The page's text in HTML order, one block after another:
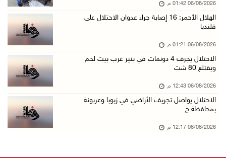
الاحتلال يجرف 4 دونمات في بتير غرب بيت لحم وي ...
06/آب/2026 12:43 م
"التعاون الإسلامي" تدين عدوان الاحتلال على مخ ...
06/آب/2026 12:31 م
الحصار يعيد صناعة الفخار إلى الواجهة في غزة
06/08/2026 01:42 م
الهلال الأحمر: 16 إصابة جراء عدوان الاحتلال على
قلنديا
06/08/2026 01:21 م
الاحتلال يجرف 4 دونمات في بتير غرب بيت لحم
ويقتلع 80 شت
06/08/2026 12:43 م
الاحتلال يواصل تجريف الأراضي في زبوبا وعربونة
بمحافظة ج
06/08/2026 12:17 م